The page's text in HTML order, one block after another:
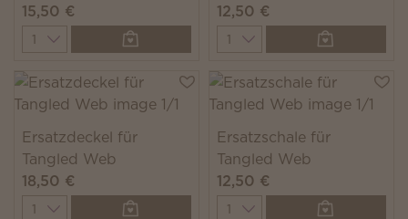
15,50 €
Quantity
12,50 €
Quantity
Ersatzdeckel für
Tangled Web
18,50 €
Quantity
Ersatzschale für
Tangled Web
12,50 €
Quantity